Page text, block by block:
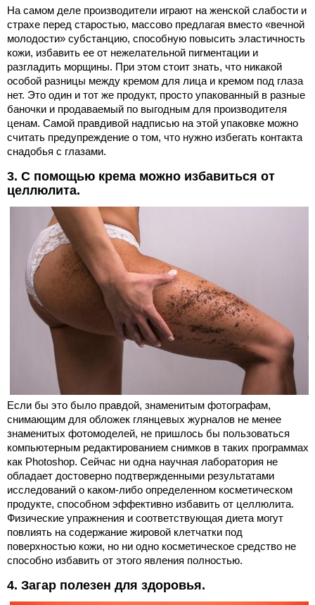
На самом деле производители играют на женской слабости и
страхе перед старостью, массово предлагая вместо «вечной
молодости» субстанцию, способную повысить эластичность
кожи, избавить ее от нежелательной пигментации и
разгладить морщины. При этом стоит знать, что никакой
особой разницы между кремом для лица и кремом под глаза
нет. Это один и тот же продукт, просто упакованный в разные
баночки и продаваемый по выгодным для производителя
ценам. Самой правдивой надписью на этой упаковке можно
считать предупреждение о том, что нужно избегать контакта
снадобья с глазами.
3. С помощью крема можно избавиться от
целлюлита.
Если бы это было правдой, знаменитым фотографам,
снимающим для обложек глянцевых журналов не менее
знаменитых фотомоделей, не пришлось бы пользоваться
компьютерным редактированием снимков в таких программах
как Photoshop. Сейчас ни одна научная лаборатория не
обладает достоверно подтвержденными результатами
исследований о каком-либо определенном косметическом
продукте, способном эффективно избавить от целлюлита.
Физические упражнения и соответствующая диета могут
повлиять на содержание жировой клетчатки под
поверхностью кожи, но ни одно косметическое средство не
способно избавить от этого явления полностью.
4. Загар полезен для здоровья.